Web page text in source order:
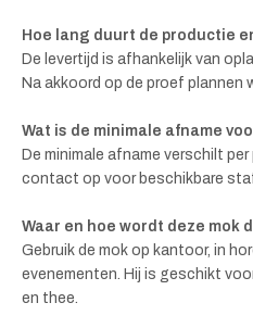
Hoe lang duurt de productie
De levertijd is afhankelijk van
Na akkoord op de proef plannen
Wat is de minimale afname
De minimale afname verschilt
contact op voor beschikbare
Waar en hoe wordt deze mok
Gebruik de mok op kantoor, in
evenementen. Hij is geschikt
en thee.